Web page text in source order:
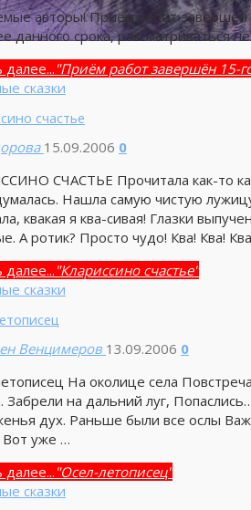
авторы! Приём работ завершен
данного срока, рассматриваться
далее... "Приём работ завершён 15-
сказки
счастье
15.09.2006 0
СЧАСТЬЕ Прочитала как-то
Нашла самую чистую
квакая я ква-сивая! Глазки
А ротик? Просто чудо! Ква! Ква!
далее... "Клариссино счастье"
сказки
Венцимеров 13.09.2006 0
На околице села
Забрели на дальний луг,
дух. Раньше были все ослы
Вот уже …
далее... "Осел-летописец"
сказки